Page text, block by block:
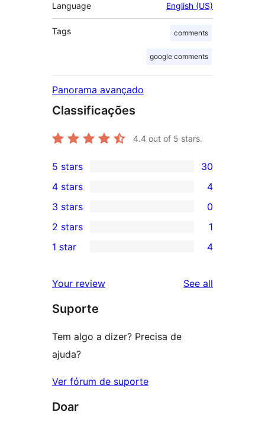
Language English (US)
Tags comments
google comments
Panorama avançado
Classificações
4.4 out of 5 stars.
30
5-
star
reviews
5 stars 30
4-
star
reviews
4 stars 4
0
3-
star
3 stars 0
2-
review
2 stars 1
star
reviews
1 star 4
Your review See all
Suporte
Tem algo a dizer? Precisa de
ajuda?
Ver fórum de suporte
Doar